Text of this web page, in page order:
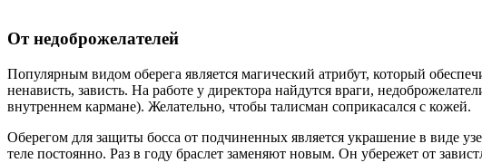
От недоброжелателей
Популярным видом оберега является магический атрибут, который
ненависть, зависть. На работе у директора найдутся враги,
внутреннем кармане). Желательно, чтобы талисман соприкасался с кожей.
Оберегом для защиты босса от подчиненных является украшение в виде
теле постоянно. Раз в году браслет заменяют новым. Он убережет от